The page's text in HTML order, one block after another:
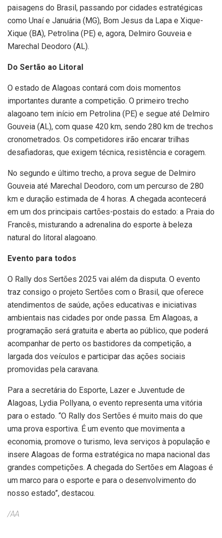
paisagens do Brasil, passando por cidades estratégicas
como Unaí e Januária (MG), Bom Jesus da Lapa e Xique-
Xique (BA), Petrolina (PE) e, agora, Delmiro Gouveia e
Marechal Deodoro (AL).
Do Sertão ao Litoral
O estado de Alagoas contará com dois momentos
importantes durante a competição. O primeiro trecho
alagoano tem início em Petrolina (PE) e segue até Delmiro
Gouveia (AL), com quase 420 km, sendo 280 km de trechos
cronometrados. Os competidores irão encarar trilhas
desafiadoras, que exigem técnica, resistência e coragem.
No segundo e último trecho, a prova segue de Delmiro
Gouveia até Marechal Deodoro, com um percurso de 280
km e duração estimada de 4 horas. A chegada acontecerá
em um dos principais cartões-postais do estado: a Praia do
Francês, misturando a adrenalina do esporte à beleza
natural do litoral alagoano.
Evento para todos
O Rally dos Sertões 2025 vai além da disputa. O evento
traz consigo o projeto Sertões com o Brasil, que oferece
atendimentos de saúde, ações educativas e iniciativas
ambientais nas cidades por onde passa. Em Alagoas, a
programação será gratuita e aberta ao público, que poderá
acompanhar de perto os bastidores da competição, a
largada dos veículos e participar das ações sociais
promovidas pela caravana.
Para a secretária do Esporte, Lazer e Juventude de
Alagoas, Lydia Pollyana, o evento representa uma vitória
para o estado. “O Rally dos Sertões é muito mais do que
uma prova esportiva. É um evento que movimenta a
economia, promove o turismo, leva serviços à população e
insere Alagoas de forma estratégica no mapa nacional das
grandes competições. A chegada do Sertões em Alagoas é
um marco para o esporte e para o desenvolvimento do
nosso estado”, destacou.
/AA